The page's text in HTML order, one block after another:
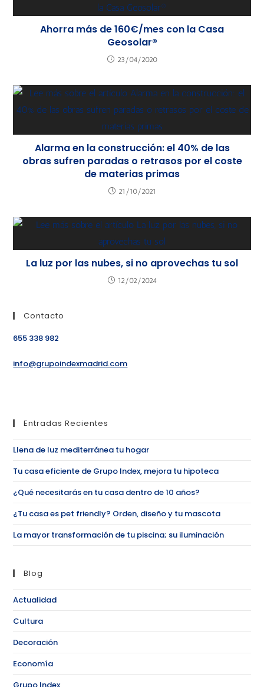
Ahorra más de 160€/mes con la Casa
Geosolar®
23/04/2020
Alarma en la construcción: el 40% de las
obras sufren paradas o retrasos por el coste
de materias primas
21/10/2021
La luz por las nubes, si no aprovechas tu sol
12/02/2024
Contacto
655 338 982
info@grupoindexmadrid.com
Entradas Recientes
Llena de luz mediterránea tu hogar
Tu casa eficiente de Grupo Index, mejora tu hipoteca
¿Qué necesitarás en tu casa dentro de 10 años?
¿Tu casa es pet friendly? Orden, diseño y tu mascota
La mayor transformación de tu piscina; su iluminación
Blog
Actualidad
Cultura
Decoración
Economía